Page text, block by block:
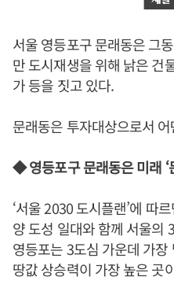
서울 영등포구 문래동은 그
만 도시재생을 위해 낡은 건
가 등을 짓고 있다.
문래동은 투자대상으로서
◆ 영등포구 문래동은 미래 ‘
‘서울 2030 도시플랜’에 따
양 도성 일대와 함께 서울의
영등포는 3도심 가운데 가
땅값 상승력이 가장 높은 곳